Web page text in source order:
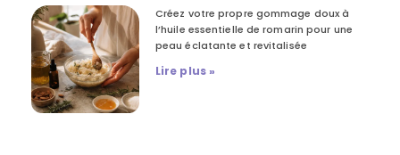
Créez votre propre gommage doux à
l’huile essentielle de romarin pour une
peau éclatante et revitalisée
Lire plus »